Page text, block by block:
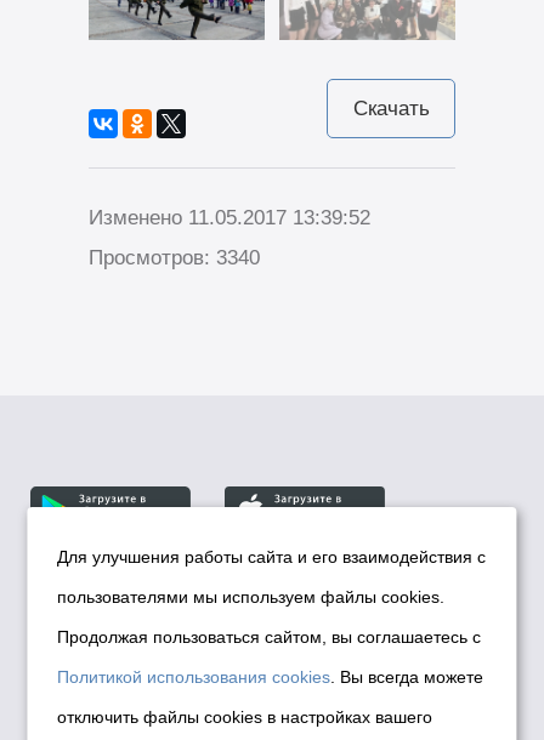
Скачать
Изменено 11.05.2017 13:39:52
Просмотров: 3340
© Департамент информационной политики мэрии
города Новосибирска, 2026
Политика использования Cookies
Политика по обработке персональных
данных в информационных системах
Для улучшения работы сайта и его взаимодействия с
пользователями мы используем файлы cookies.
Продолжая пользоваться сайтом, вы соглашаетесь с
Политикой использования cookies . Вы всегда можете
отключить файлы cookies в настройках вашего